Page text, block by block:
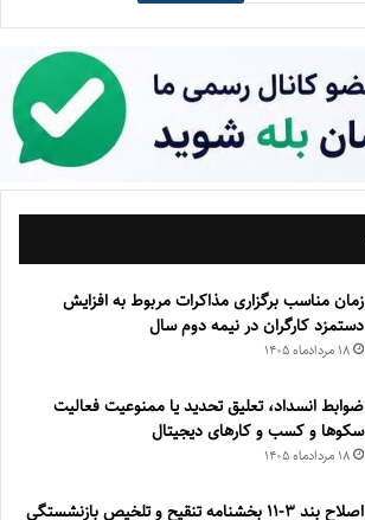
زمان مناسب برگزاری مذاکرات مربوط به افزایش
دستمزد کارگران در نیمه دوم سال
۱۸ مرداد‌ماه ۱۴۰۵
ضوابط انسداد، تعليق تحديد يا ممنوعيت فعاليت
سكوها و كسب و كارهای ديجيتال
۱۸ مرداد‌ماه ۱۴۰۵
اصلاح بند ۳‏-۱۱ بخشنامه تنقیح و تلخیص بازنشستگی